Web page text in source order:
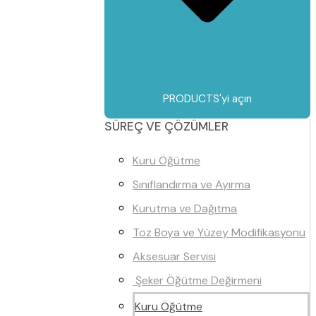
PRODUCTS'yi açın
SÜREÇ VE ÇÖZÜMLER
Kuru Öğütme
Sınıflandırma ve Ayırma
Kurutma ve Dağıtma
Toz Boya ve Yüzey Modifikasyonu
Aksesuar Servisi
Şeker Öğütme Değirmeni
Kuru Öğütme